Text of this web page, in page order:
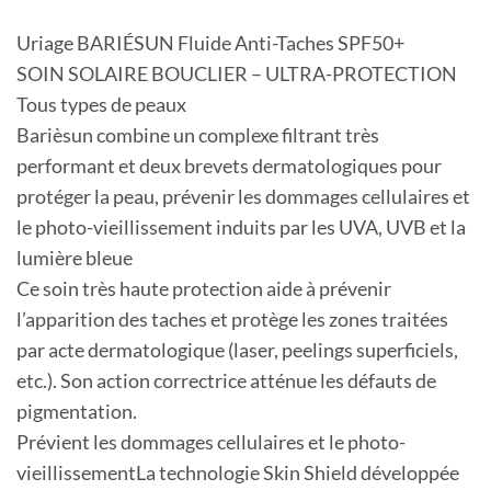
Uriage BARIÉSUN Fluide Anti-Taches SPF50+
SOIN SOLAIRE BOUCLIER – ULTRA-PROTECTION
Tous types de peaux
Barièsun combine un complexe filtrant très
performant et deux brevets dermatologiques pour
protéger la peau, prévenir les dommages cellulaires et
le photo-vieillissement induits par les UVA, UVB et la
lumière bleue
Ce soin très haute protection aide à prévenir
l’apparition des taches et protège les zones traitées
par acte dermatologique (laser, peelings superficiels,
etc.). Son action correctrice atténue les défauts de
pigmentation.
Prévient les dommages cellulaires et le photo-
vieillissementLa technologie Skin Shield développée